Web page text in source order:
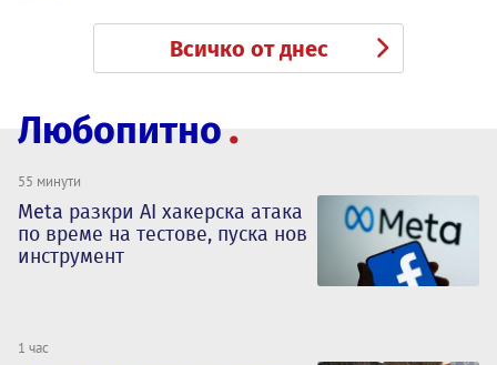
Всичко от днес
Любопитно
55 минути
Meta разкри AI хакерска атака
по време на тестове, пуска нов
инструмент
1 час